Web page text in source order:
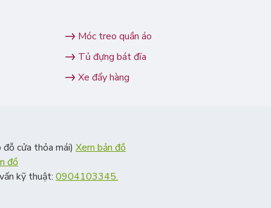
Móc treo quần áo
Tủ đựng bát đĩa
Xe đẩy hàng
cửa thỏa mái) Xem bản đồ
đồ
kỹ thuật: 0904103345.